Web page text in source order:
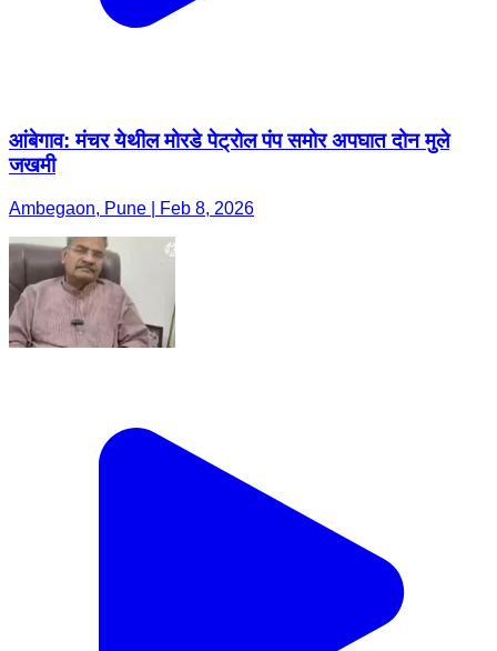
आंबेगाव: मंचर येथील मोरडे पेट्रोल पंप समोर अपघात दोन मुले
जखमी
Ambegaon, Pune | Feb 8, 2026